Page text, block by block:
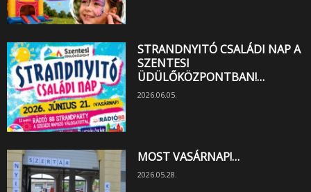
STRANDNYITÓ CSALÁDI NAP A
SZENTESI
ÜDÜLŐKÖZPONTBAN!…
2026.06.05.
MOST VASÁRNAP!…
2026.05.28.